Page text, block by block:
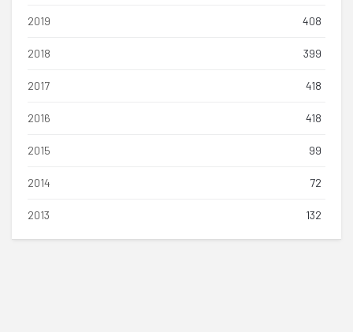
2019 408
2018 399
2017 418
2016 418
2015 99
2014 72
2013 132